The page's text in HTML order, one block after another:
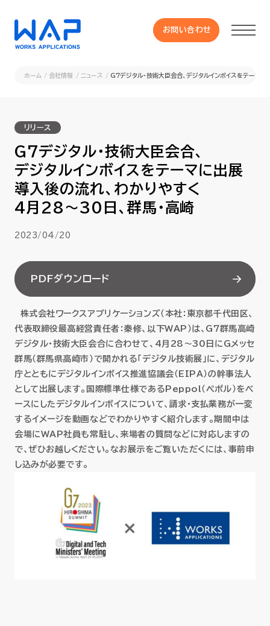
お問い合わせ
HUE 機能一覧
サービス
OXYGラインナップ
セミナー
お役立ち情報
会社情報
EN
ホーム 会社情報 ニュース G7デジタル・技術大臣会合、デジタルインボイスをテーマ
リリース
G7デジタル・技術大臣会合、
デジタルインボイスをテーマに出展
導入後の流れ、わかりやすく
4月28～30日、群馬・高崎
2023/04/20
PDFダウンロード
株式会社ワークスアプリケーションズ（本社：東京都千代田区、
代表取締役最高経営責任者：秦修、以下WAP）は、G7群馬高崎
デジタル・技術大臣会合に合わせて、4月28～30日にGメッセ
群馬（群馬県高崎市）で開かれる「デジタル技術展」に、デジタル
庁とともにデジタルインボイス推進協議会（EIPA）の幹事法人
として出展します。国際標準仕様であるPeppol（ペポル）をベ
ースにしたデジタルインボイスについて、請求・支払業務が一変
するイメージを動画などでわかりやすく紹介します。期間中は
会場にWAP社員も常駐し、来場者の質問などに対応しますの
で、ぜひお越しください。なお展示をご覧いただくには、事前申
し込みが必要です。
お問い合わせ